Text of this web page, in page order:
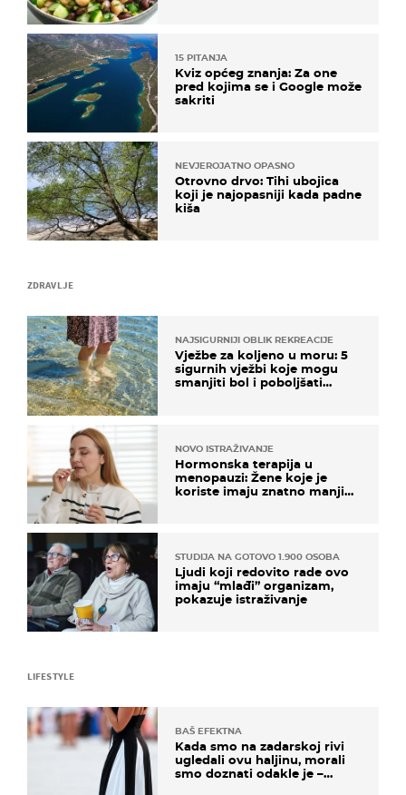
ZDRAVLJE
NAJSIGURNIJI OBLIK REKREACIJE
Vježbe za koljeno u moru: 5
sigurnih vježbi koje mogu
smanjiti bol i poboljšati
NOVO ISTRAŽIVANJE
Hormonska terapija u
menopauzi: Žene koje je
koriste imaju znatno manji
STUDIJA NA GOTOVO 1.900 OSOBA
Ljudi koji redovito rade ovo
imaju “mlađi” organizam,
pokazuje istraživanje
15 PITANJA
Kviz općeg znanja: Za one
pred kojima se i Google može
sakriti
NEVJEROJATNO OPASNO
Otrovno drvo: Tihi ubojica
koji je najopasniji kada padne
kiša
LIFESTYLE
BAŠ EFEKTNA
Kada smo na zadarskoj rivi
ugledali ovu haljinu, morali
smo doznati odakle je –